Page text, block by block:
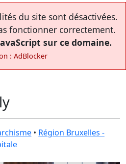
du site sont désactivées.
fonctionner correctement.
sur ce domaine.
: AdBlocker
• Région Bruxelles -